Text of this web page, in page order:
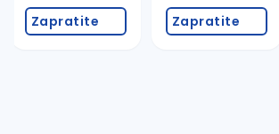
Zapratite Zapratite